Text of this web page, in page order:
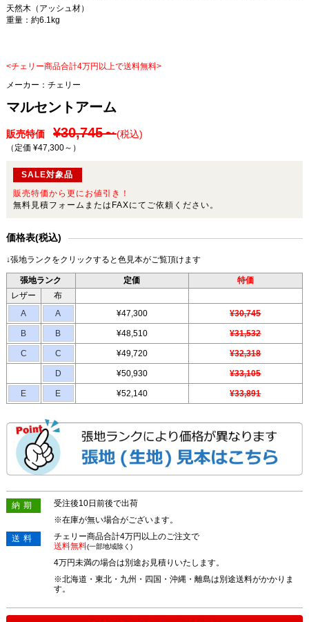
天然木（アッシュ材）
重量：約6.1kg
<チェリー商品合計4万円以上で送料無料>
メーカー： チェリー
マルセントアーム
販売特価 ¥30,745～(税込)
（定価 ¥47,300～ ）
SALE対象品
販売特価から更にお値引き！
無料見積フォームまたはFAXにてご依頼ください。
価格表(税込)
↓張地ランクをクリックすると色見本がご覧頂けます
張地ランク 定価
特価
レザー
布
A
A ¥47,300 ¥30,745
B B ¥48,510 ¥31,532
C C ¥49,720 ¥32,318
D ¥50,930 ¥33,105
E E ¥52,140 ¥33,891
納期
受注後10日前後で出荷
※在庫が無い場合がございます。
送料
チェリー商品合計4万円以上のご注文で
送料無料(一部地域除く)
4万円未満の場合は別途お見積りいたします。
※北海道・東北・九州・四国・沖縄・離島は別途送料がかかりま
す。